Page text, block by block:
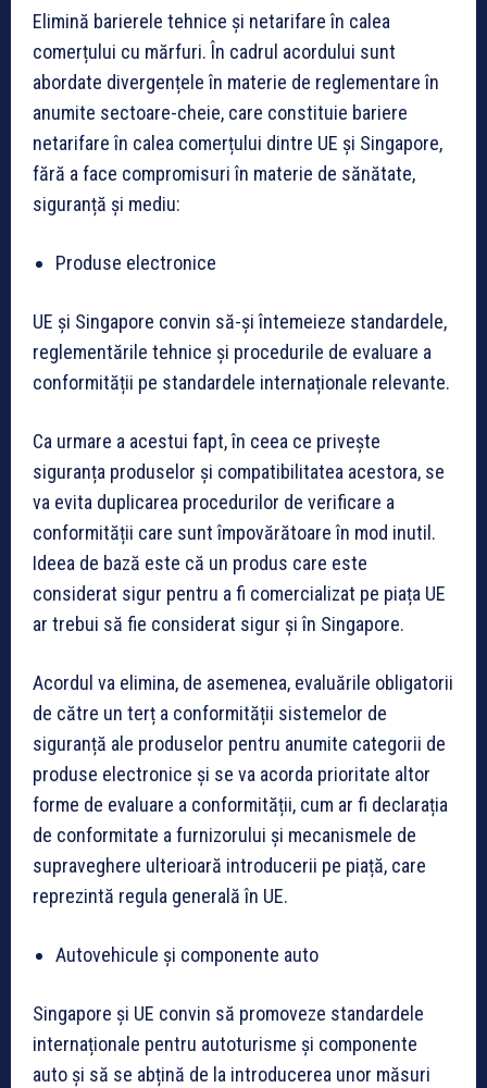
Elimină barierele tehnice și netarifare în calea
comerțului cu mărfuri. În cadrul acordului sunt
abordate divergențele în materie de reglementare în
anumite sectoare-cheie, care constituie bariere
netarifare în calea comerțului dintre UE și Singapore,
fără a face compromisuri în materie de sănătate,
siguranță și mediu:
Produse electronice
UE și Singapore convin să-și întemeieze standardele,
reglementările tehnice și procedurile de evaluare a
conformității pe standardele internaționale relevante.
Ca urmare a acestui fapt, în ceea ce privește
siguranța produselor și compatibilitatea acestora, se
va evita duplicarea procedurilor de verificare a
conformității care sunt împovărătoare în mod inutil.
Ideea de bază este că un produs care este
considerat sigur pentru a fi comercializat pe piața UE
ar trebui să fie considerat sigur și în Singapore.
Acordul va elimina, de asemenea, evaluările obligatorii
de către un terț a conformității sistemelor de
siguranță ale produselor pentru anumite categorii de
produse electronice și se va acorda prioritate altor
forme de evaluare a conformității, cum ar fi declarația
de conformitate a furnizorului și mecanismele de
supraveghere ulterioară introducerii pe piață, care
reprezintă regula generală în UE.
Autovehicule și componente auto
Singapore și UE convin să promoveze standardele
internaționale pentru autoturisme și componente
auto și să se abțină de la introducerea unor măsuri